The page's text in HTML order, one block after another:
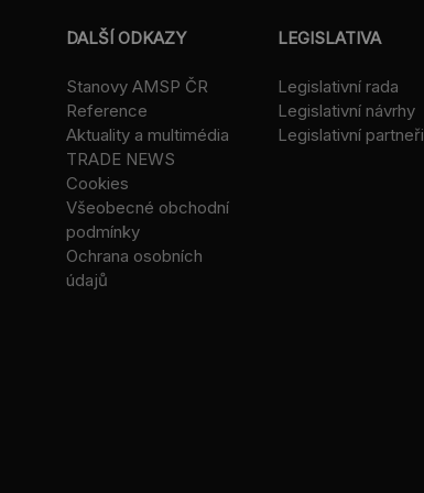
DALŠÍ ODKAZY
Stanovy AMSP ČR
Reference
Aktuality a multimédia
TRADE NEWS
Cookies
Všeobecné obchodní
podmínky
Ochrana osobních
údajů
LEGISLATIVA
Legislativní rada
Legislativní návrhy
Legislativní partneři